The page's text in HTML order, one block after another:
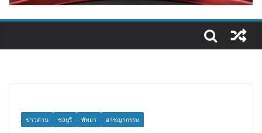
ข่าวด่วน ชลบุรี พัทยา อาชญากรรม